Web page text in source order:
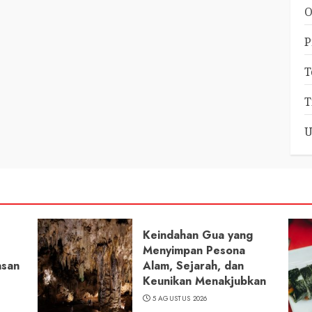
Keindahan Gua yang
Menyimpan Pesona
Alam, Sejarah, dan
Keunikan Menakjubkan
5 AGUSTUS 2026